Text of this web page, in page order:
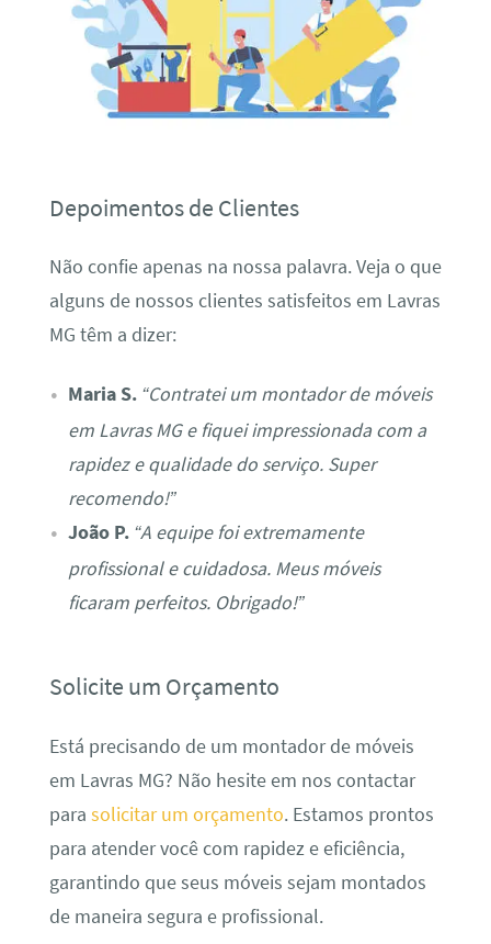
Depoimentos de Clientes
Não confie apenas na nossa palavra. Veja o que
alguns de nossos clientes satisfeitos em Lavras
MG têm a dizer:
Maria S. “Contratei um montador de móveis
em Lavras MG e fiquei impressionada com a
rapidez e qualidade do serviço. Super
recomendo!”
João P. “A equipe foi extremamente
profissional e cuidadosa. Meus móveis
ficaram perfeitos. Obrigado!”
Solicite um Orçamento
Está precisando de um montador de móveis
em Lavras MG? Não hesite em nos contactar
para solicitar um orçamento. Estamos prontos
para atender você com rapidez e eficiência,
garantindo que seus móveis sejam montados
de maneira segura e profissional.